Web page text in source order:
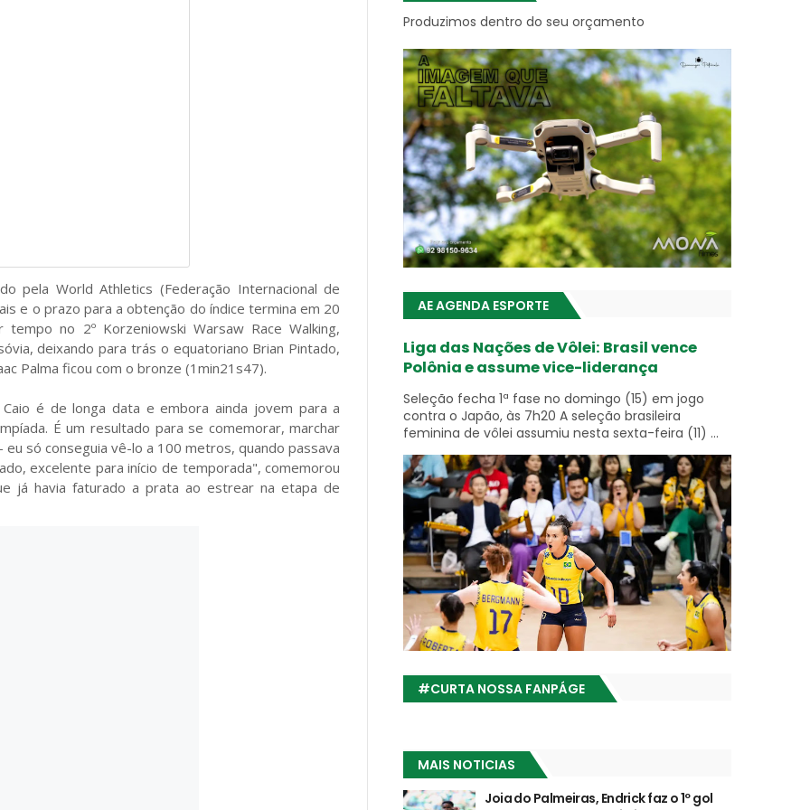
pela World Athletics (Federação Internacional de
e o prazo para a obtenção do índice termina em 20
no 2º Korzeniowski Warsaw Race Walking,
deixando para trás o equatoriano Brian Pintado,
Palma ficou com o bronze (1min21s47).
é de longa data e embora ainda jovem para a
É um resultado para se comemorar, marchar
só conseguia vê-lo a 100 metros, quando passava
excelente para início de temporada", comemorou
já havia faturado a prata ao estrear na etapa de
Produzimos dentro do seu orçamento
AE AGENDA ESPORTE
Liga das Nações de Vôlei: Brasil vence
Polônia e assume vice-liderança
Seleção fecha 1ª fase no domingo (15) em jogo
contra o Japão, às 7h20 A seleção brasileira
feminina de vôlei assumiu nesta sexta-feira (11) ...
#CURTA NOSSA FANPÁGE
MAIS NOTICIAS
Joia do Palmeiras, Endrick faz o 1º gol